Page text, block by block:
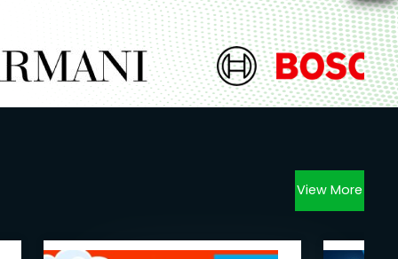
View More